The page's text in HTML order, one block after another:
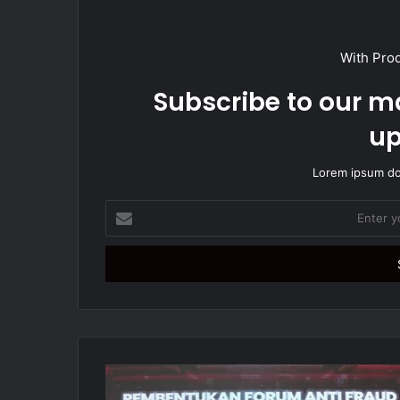
With
Subscribe to our
Lorem ipsum
t
r
E